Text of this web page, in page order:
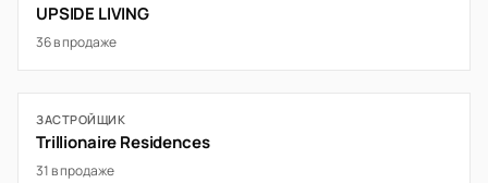
UPSIDE LIVING
36 в продаже
ЗАСТРОЙЩИК
Trillionaire Residences
31 в продаже